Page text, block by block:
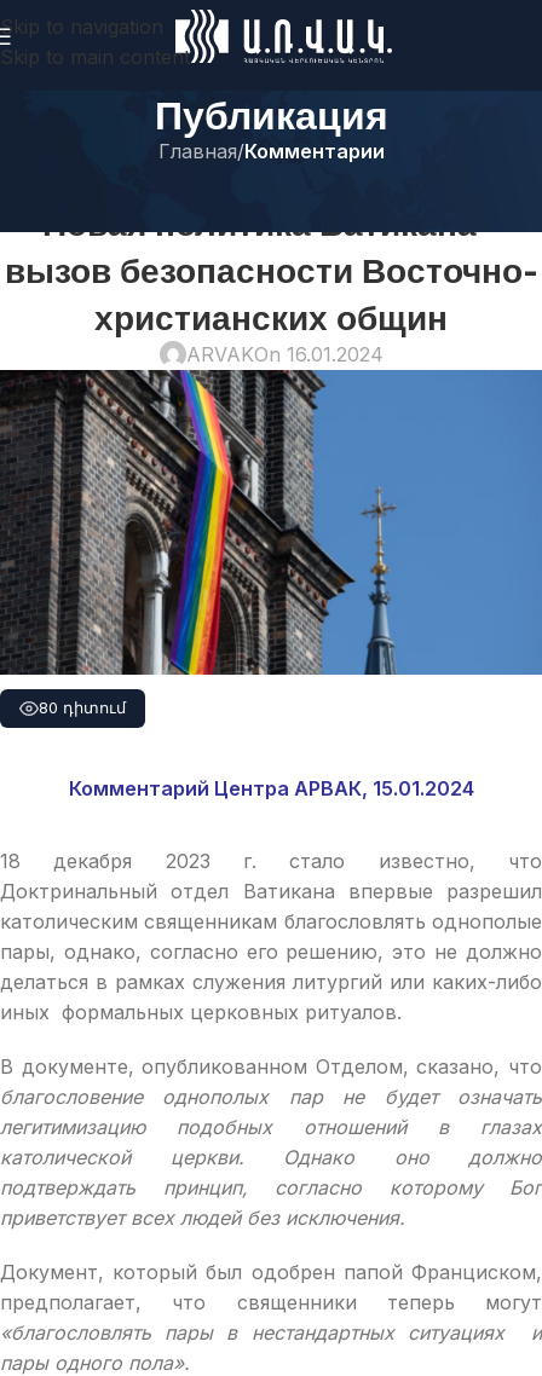
Skip to navigation
Skip to main content
Публикация
Главная/Комментарии
Новая политика Ватикана –
вызов безопасности Восточно-
христианских общин
ARVAKOn 16.01.2024
80 դիտում
Комментарий Центра АРВАК, 15.01.2024
18 декабря 2023 г. стало известно, что
Доктринальный отдел Ватикана впервые разрешил
католическим священникам благословлять однополые
пары, однако, согласно его решению, это не должно
делаться в рамках служения литургий или каких-либо
иных формальных церковных ритуалов.
В документе, опубликованном Отделом, сказано, что
благословение однополых пар не будет означать
легитимизацию подобных отношений в глазах
католической церкви. Однако оно должно
подтверждать принцип, согласно которому Бог
приветствует всех людей без исключения.
Документ, который был одобрен папой Франциском,
предполагает, что священники теперь могут
«благословлять пары в нестандартных ситуациях и
пары одного пола».